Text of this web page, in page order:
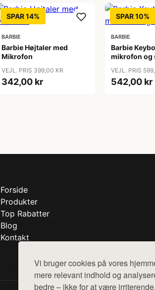
Vi bruger cookies på vores
mere relevant indhold og
bedre – ikke for at være irriterende.
SPAR 14%
BARBIE
Barbie Højtaler med
Mikrofon
VEJL. PRIS 399,00 KR
342,00 kr
SPAR 10%
BARBIE
Barbie
mikrofon og
VEJL. PRIS
542,00 kr
Forside
Produkter
Top Rabatter
Blog
Kontakt